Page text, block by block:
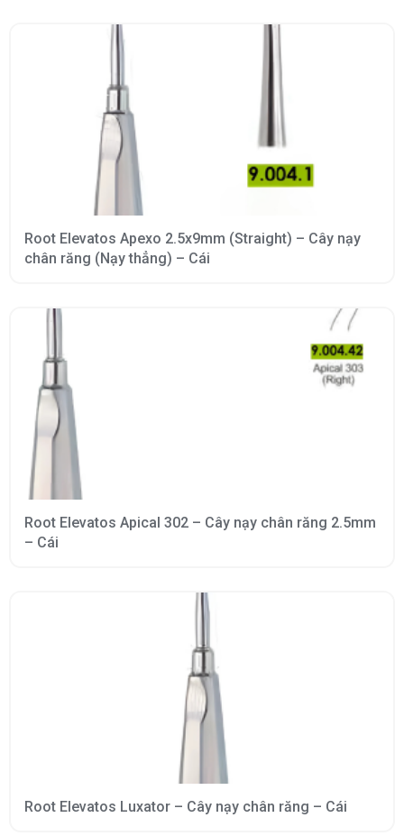
Root Elevatos Apexo 2.5x9mm (Straight) – Cây nạy
chân răng (Nạy thẳng) – Cái
Root Elevatos Apical 302 – Cây nạy chân răng 2.5mm
– Cái
Root Elevatos Luxator – Cây nạy chân răng – Cái